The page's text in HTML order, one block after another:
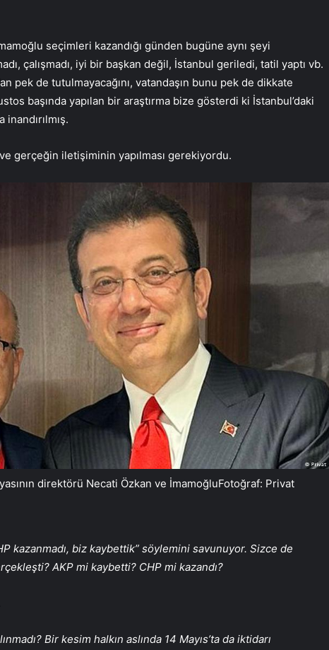
seçimleri kazandığı günden bugüne aynı şeyi
çalışmadı, iyi bir başkan değil, İstanbul geriledi, tatil yaptı vb.
pek de tutulmayacağını, vatandaşın bunu pek de dikkate
başında yapılan bir araştırma bize gösterdi ki İstanbul’daki
gerçeğin iletişiminin yapılması gerekiyordu.
direktörü Necati Özkan ve İmamoğluFotoğraf: Privat
kazanmadı, biz kaybettik” söylemini savunuyor. Sizce de
AKP mi kaybetti? CHP mi kazandı?
Bir kesim halkın aslında 14 Mayıs’ta da iktidarı